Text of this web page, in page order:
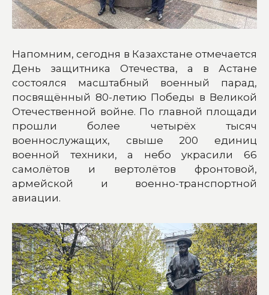
Напомним, сегодня в Казахстане отмечается
День защитника Отечества, а в Астане
состоялся масштабный военный парад,
посвящённый 80-летию Победы в Великой
Отечественной войне. По главной площади
прошли более четырёх тысяч
военнослужащих, свыше 200 единиц
военной техники, а небо украсили 66
самолётов и вертолётов фронтовой,
армейской и военно-транспортной
авиации.